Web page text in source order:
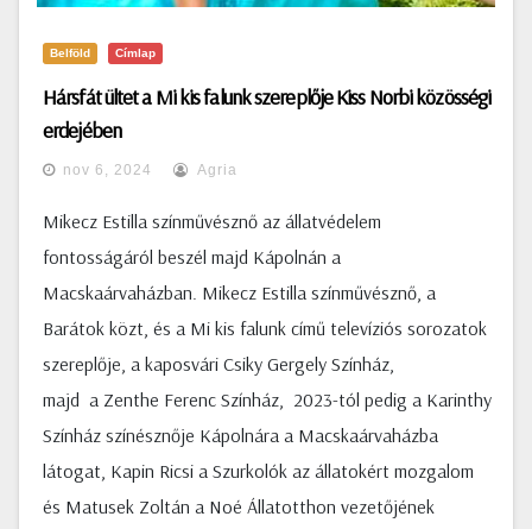
Belföld Címlap
Hársfát ültet a Mi kis falunk szereplője Kiss Norbi közösségi
erdejében
nov 6, 2024 Agria
Mikecz Estilla színművésznő az állatvédelem
fontosságáról beszél majd Kápolnán a
Macskaárvaházban. Mikecz Estilla színművésznő, a
Barátok közt, és a Mi kis falunk című televíziós sorozatok
szereplője, a kaposvári Csiky Gergely Színház,
majd a Zenthe Ferenc Színház, 2023-tól pedig a Karinthy
Színház színésznője Kápolnára a Macskaárvaházba
látogat, Kapin Ricsi a Szurkolók az állatokért mozgalom
és Matusek Zoltán a Noé Állatotthon vezetőjének